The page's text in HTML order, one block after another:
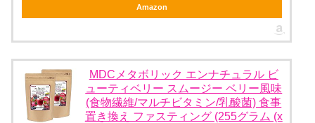
Amazon
MDCメタボリック エンナチュラル ビ
ューティベリー スムージー ベリー風味
(食物繊維/マルチビタミン/乳酸菌) 食事
置き換え ファスティング (255グラム (x